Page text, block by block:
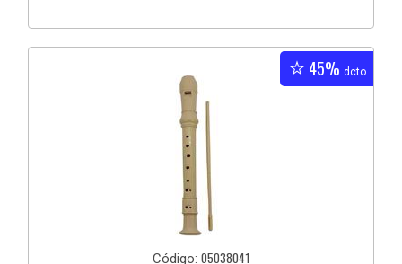
45% dcto
Código: 05038041